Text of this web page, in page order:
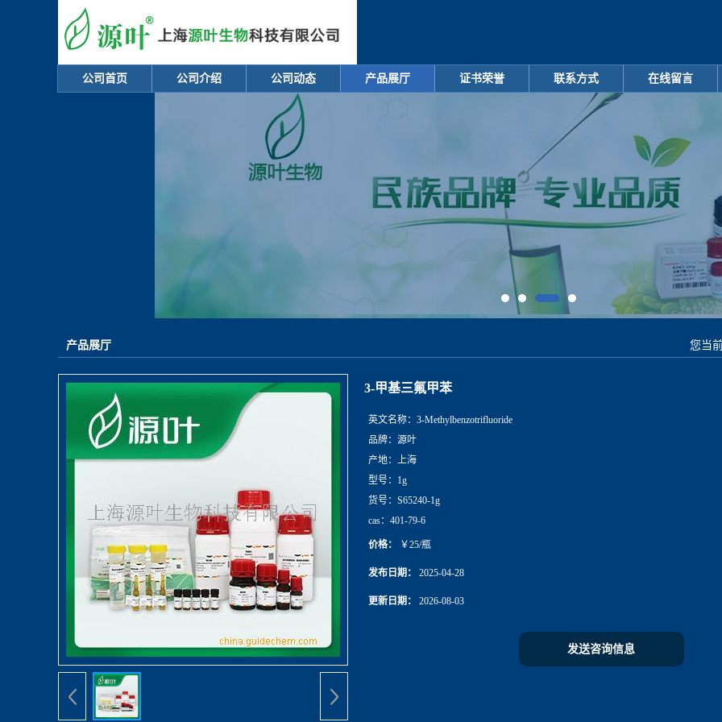
公司首页 公司介绍 公司动态 产品展厅 证书荣誉 联系方式 在线留言
产品展厅 您当
3-甲基三氟甲苯
英文名称： 3-Methylbenzotrifluoride
品牌： 源叶
产地： 上海
型号： 1g
货号： S65240-1g
cas： 401-79-6
价格： ￥25/瓶
发布日期： 2025-04-28
更新日期： 2026-08-03
发送咨询信息